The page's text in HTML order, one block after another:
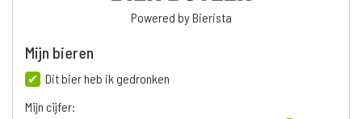
Powered by Bierista
Mijn bieren
Dit bier heb ik gedronken
Mijn cijfer: